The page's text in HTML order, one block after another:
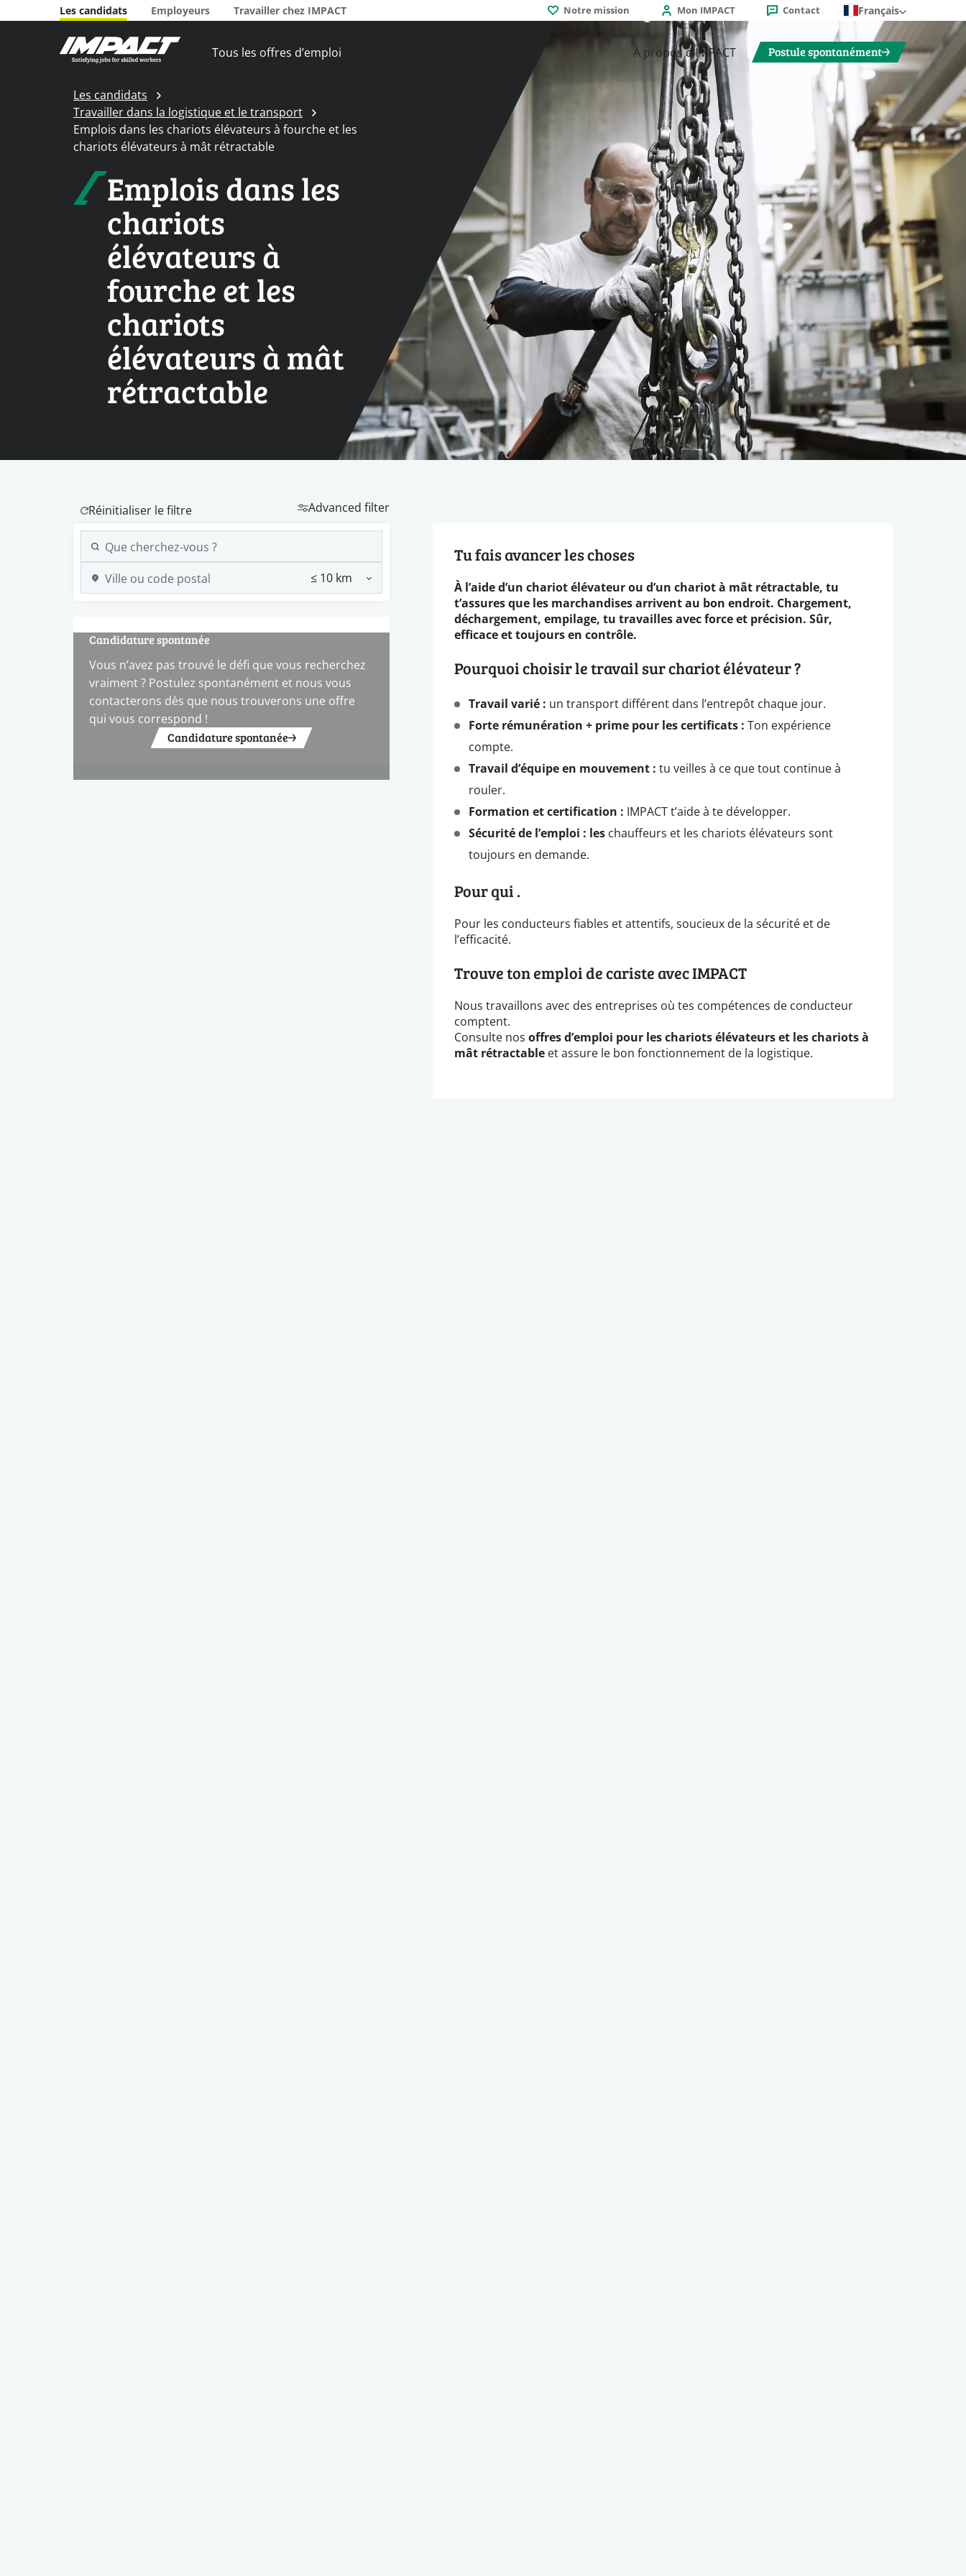
Les candidats Employeurs Travailler chez IMPACT Notre mission Mon IMPACT Contact Français
Tous les offres d’emploi À propos d’IMPACT Postule spontanément
Les candidats
Travailler dans la logistique et le transport
Emplois dans les chariots élévateurs à fourche et les
chariots élévateurs à mât rétractable
Emplois dans les
chariots
élévateurs à
fourche et les
chariots
élévateurs à mât
rétractable
Advanced filter
Candidature spontanée
Vous n’avez pas trouvé le défi que vous recherchez
vraiment ? Postulez spontanément et nous vous
contacterons dès que nous trouverons une offre
qui vous correspond !
Candidature spontanée
Tu fais avancer les choses
À l’aide d’un chariot élévateur ou d’un chariot à mât rétractable, tu
t’assures que les marchandises arrivent au bon endroit. Chargement,
déchargement, empilage, tu travailles avec force et précision. Sûr,
efficace et toujours en contrôle.
Pourquoi choisir le travail sur chariot élévateur ?
Travail varié : un transport différent dans l’entrepôt chaque jour.
Forte rémunération + prime pour les certificats : Ton expérience
compte.
Travail d’équipe en mouvement : tu veilles à ce que tout continue à
rouler.
Formation et certification : IMPACT t’aide à te développer.
Sécurité de l’emploi : les chauffeurs et les chariots élévateurs sont
toujours en demande.
Pour qui .
Pour les conducteurs fiables et attentifs, soucieux de la sécurité et de
l’efficacité.
Trouve ton emploi de cariste avec IMPACT
Nous travaillons avec des entreprises où tes compétences de conducteur
comptent.
Consulte nos offres d’emploi pour les chariots élévateurs et les chariots à
mât rétractable et assure le bon fonctionnement de la logistique.